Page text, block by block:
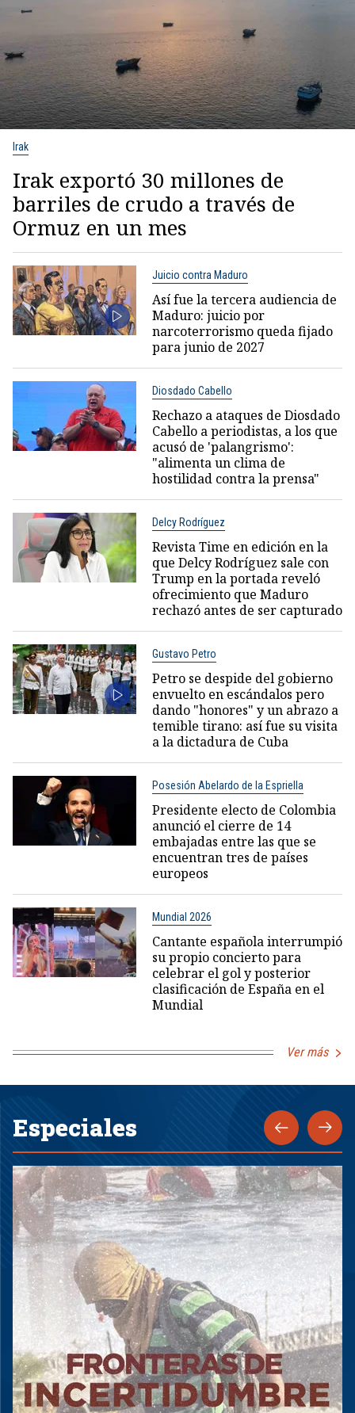
Irak
Irak exportó 30 millones de
barriles de crudo a través de
Ormuz en un mes
Juicio contra Maduro
Así fue la tercera audiencia de
Maduro: juicio por
narcoterrorismo queda fijado
para junio de 2027
Diosdado Cabello
Rechazo a ataques de Diosdado
Cabello a periodistas, a los que
acusó de 'palangrismo':
"alimenta un clima de
hostilidad contra la prensa"
Delcy Rodríguez
Revista Time en edición en la
que Delcy Rodríguez sale con
Trump en la portada reveló
ofrecimiento que Maduro
rechazó antes de ser capturado
Gustavo Petro
Petro se despide del gobierno
envuelto en escándalos pero
dando "honores" y un abrazo a
temible tirano: así fue su visita
a la dictadura de Cuba
Posesión Abelardo de la Espriella
Presidente electo de Colombia
anunció el cierre de 14
embajadas entre las que se
encuentran tres de países
europeos
Mundial 2026
Cantante española interrumpió
su propio concierto para
celebrar el gol y posterior
clasificación de España en el
Mundial
Ver más
Especiales